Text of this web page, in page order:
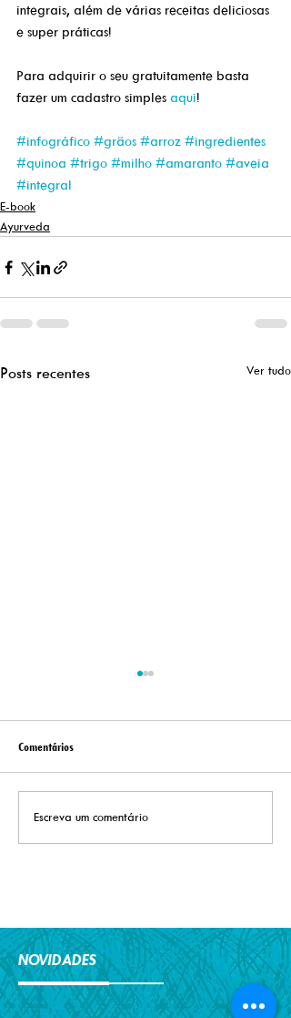
integrais, além de várias receitas deliciosas
e super práticas!
Para adquirir o seu gratuitamente basta
fazer um cadastro simples aqui!
#infográfico #grãos #arroz #ingredientes
#quinoa #trigo #milho #amaranto #aveia
#integral
E-book
Ayurveda
Posts recentes Ver tudo
Sazonalidade
Comentários
Escreva um comentário
NOVIDADES